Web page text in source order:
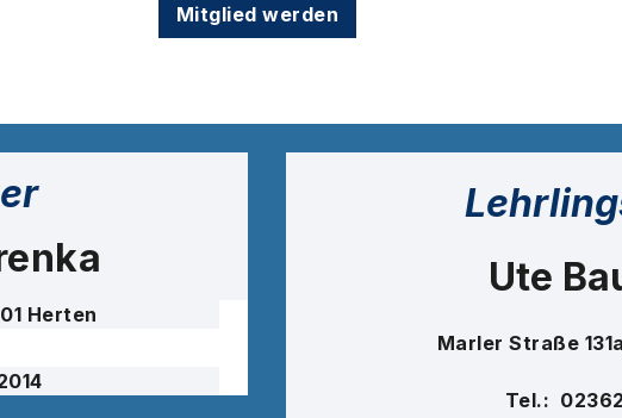
Mitglied werden
Herten
Ute
Marler Straße
Tel.: